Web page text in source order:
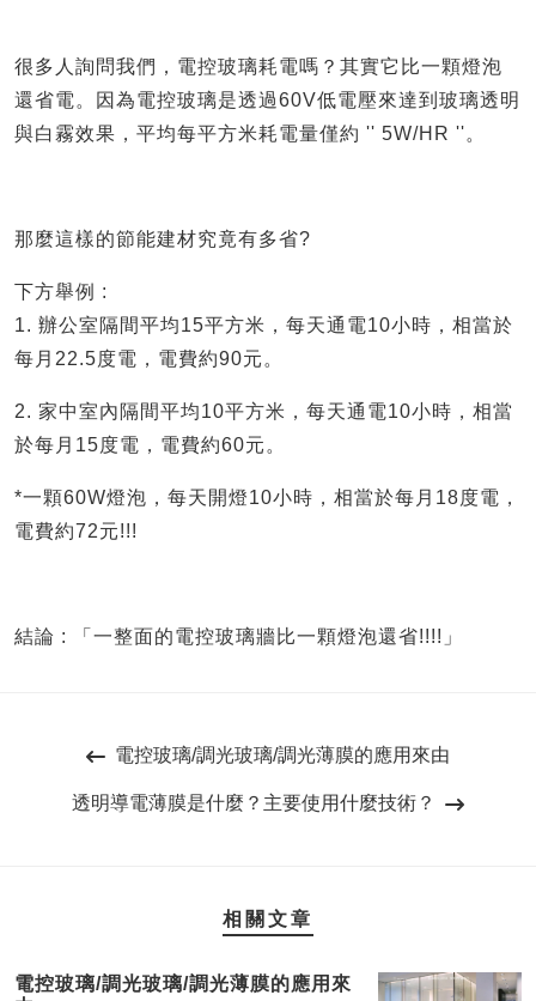
很多人詢問我們，電控玻璃耗電嗎？其實它比一顆燈泡
還省電。因為電控玻璃是透過60V低電壓來達到玻璃透明
與白霧效果，平均每平方米耗電量僅約 '' 5W/HR ''。
那麼這樣的節能建材究竟有多省?
下方舉例 :
1. 辦公室隔間平均15平方米，每天通電10小時，相當於
每月22.5度電，電費約90元。
2. 家中室內隔間平均10平方米，每天通電10小時，相當
於每月15度電，電費約60元。
*一顆60W燈泡，每天開燈10小時，相當於每月18度電，
電費約72元!!!
結論 : 「一整面的電控玻璃牆比一顆燈泡還省!!!!」
電控玻璃/調光玻璃/調光薄膜的應用來由
透明導電薄膜是什麼？主要使用什麼技術？
相關文章
電控玻璃/調光玻璃/調光薄膜的應用來